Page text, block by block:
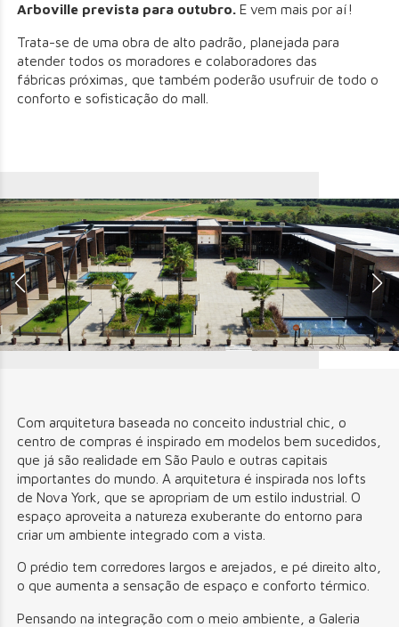
Arboville prevista para outubro. E vem mais por aí!
Trata-se de uma obra de alto padrão, planejada para
atender todos os moradores e colaboradores das
fábricas próximas, que também poderão usufruir de todo o
conforto e sofisticação do mall.
Com arquitetura baseada no conceito industrial chic, o
centro de compras é inspirado em modelos bem sucedidos,
que já são realidade em São Paulo e outras capitais
importantes do mundo. A arquitetura é inspirada nos lofts
de Nova York, que se apropriam de um estilo industrial. O
espaço aproveita a natureza exuberante do entorno para
criar um ambiente integrado com a vista.
O prédio tem corredores largos e arejados, e pé direito alto,
o que aumenta a sensação de espaço e conforto térmico.
Pensando na integração com o meio ambiente, a Galeria